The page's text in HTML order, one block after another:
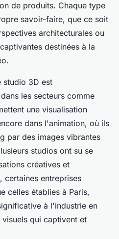
de produits. Chaque type
savoir-faire, que ce soit
architecturales ou
destinées à la
studio 3D est
les secteurs comme
une visualisation
dans l'animation, où ils
par des images vibrantes
studios ont su se
créatives et
certaines entreprises
celles établies à Paris,
à l'industrie en
qui captivent et